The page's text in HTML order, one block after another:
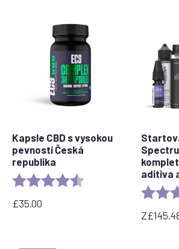
Kapsle CBD s vysokou
pevností Česká
republika
Rating: 4.8 out of 5 stars
£35.00
aditiva
Rating:
Z£